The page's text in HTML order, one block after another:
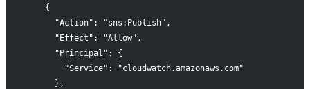
    {
      "Action": "sns:Publish",
      "Effect": "Allow",
      "Principal": {
        "Service": "cloudwatch.amazonaws.com"
      },